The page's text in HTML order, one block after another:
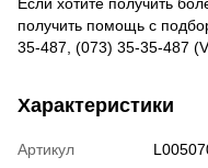
получить помощь с
35-487, (073) 35-35-487
Характеристики
Артикул